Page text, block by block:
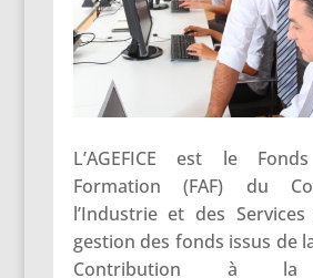
L’AGEFICE est le Fonds
Formation (FAF) du
l’Industrie et des
gestion des fonds issus de
Contribution à la